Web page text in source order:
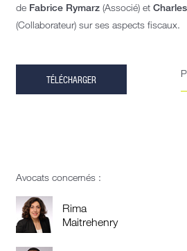
de Fabrice Rymarz (Associé) et
(Collaborateur) sur ses aspects fiscaux.
TÉLÉCHARGER
Avocats concernés :
Rima
Maitrehenry